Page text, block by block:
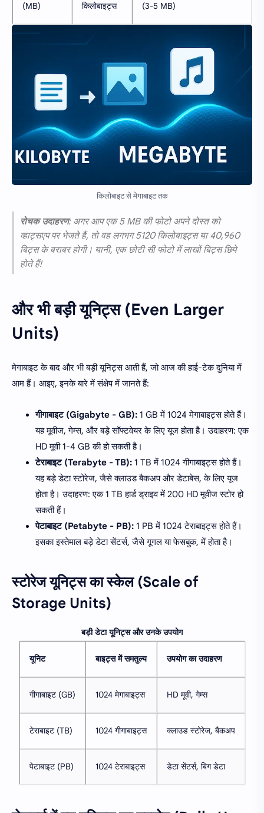
(MB)
किलोबाइट्स
(3-5 MB)
किलोबाइट से मेगाबाइट तक
रोचक उदाहरण: अगर आप एक 5 MB की फोटो अपने दोस्त को
व्हाट्सएप पर भेजते हैं, तो वह लगभग 5120 किलोबाइट्स या 40,960
बिट्स के बराबर होगी। यानी, एक छोटी सी फोटो में लाखों बिट्स छिपे
होते हैं!
और भी बड़ी यूनिट्स (Even Larger
Units)
मेगाबाइट के बाद और भी बड़ी यूनिट्स आती हैं, जो आज की हाई-टेक दुनिया में
आम हैं। आइए, इनके बारे में संक्षेप में जानते हैं:
गीगाबाइट (Gigabyte - GB): 1 GB में 1024 मेगाबाइट्स होते हैं।
यह मूवीज, गेम्स, और बड़े सॉफ्टवेयर के लिए यूज होता है। उदाहरण: एक
HD मूवी 1-4 GB की हो सकती है।
टेराबाइट (Terabyte - TB): 1 TB में 1024 गीगाबाइट्स होते हैं।
यह बड़े डेटा स्टोरेज, जैसे क्लाउड बैकअप और डेटाबेस, के लिए यूज
होता है। उदाहरण: एक 1 TB हार्ड ड्राइव में 200 HD मूवीज स्टोर हो
सकती हैं।
पेटाबाइट (Petabyte - PB): 1 PB में 1024 टेराबाइट्स होते हैं।
इसका इस्तेमाल बड़े डेटा सेंटर्स, जैसे गूगल या फेसबुक, में होता है।
स्टोरेज यूनिट्स का स्केल (Scale of
Storage Units)
बड़ी डेटा यूनिट्स और उनके उपयोग
यूनिट बाइट्स में समतुल्य उपयोग का उदाहरण
गीगाबाइट (GB) 1024 मेगाबाइट्स HD मूवी, गेम्स
टेराबाइट (TB) 1024 गीगाबाइट्स क्लाउड स्टोरेज, बैकअप
पेटाबाइट (PB) 1024 टेराबाइट्स डेटा सेंटर्स, बिग डेटा